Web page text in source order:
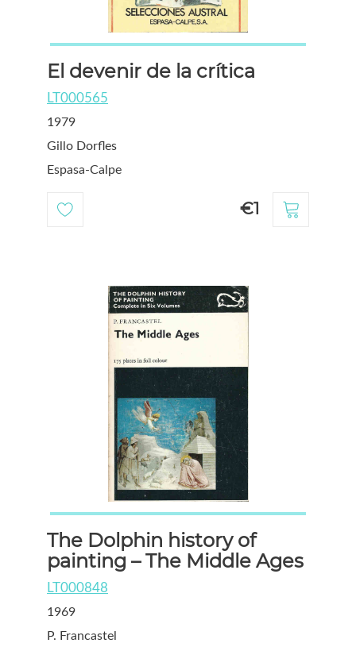
El devenir de la crítica
LT000565
1979
Gillo Dorfles
Espasa-Calpe
€1
The Dolphin history of
painting – The Middle Ages
LT000848
1969
P. Francastel